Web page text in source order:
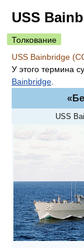
USS
Толкование
USS Bainbridge
У этого термина
Bainbridge
USS